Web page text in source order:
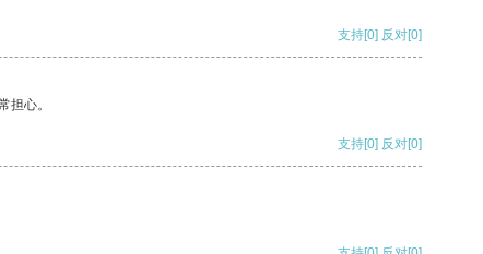
支持[0] 反对[0]
担心。
支持[0] 反对[0]